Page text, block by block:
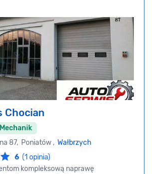
Chocian
87, Poniatów , Wałbrzych
6 (1 opinia)
kompleksową naprawę